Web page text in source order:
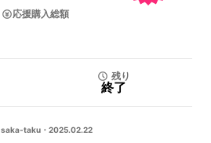
応援購入総額
残り
終了
saka-taku ・ 2025.02.22